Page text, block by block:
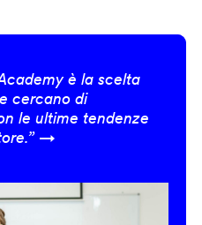
è la scelta
cercano di
le ultime tendenze
→